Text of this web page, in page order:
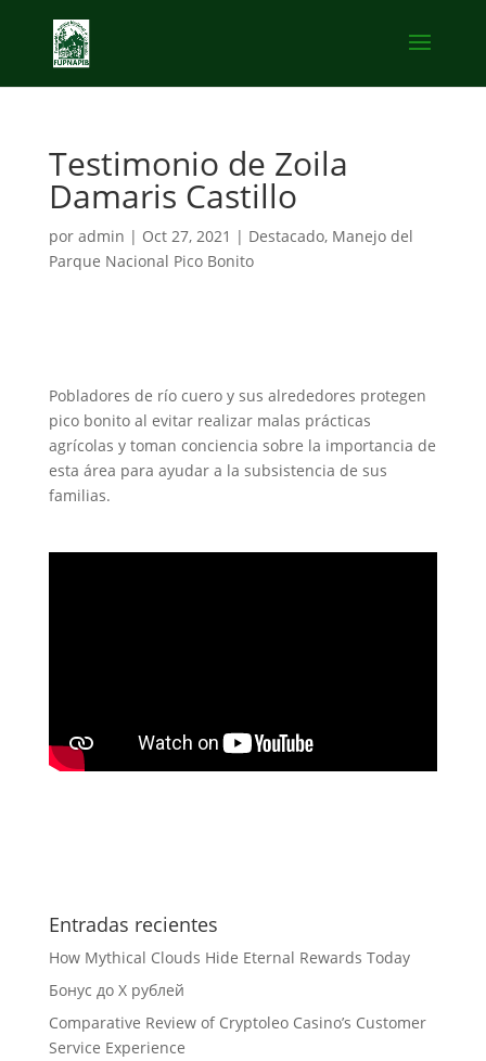
Testimonio de Zoila
Damaris Castillo
por admin | Oct 27, 2021 | Destacado, Manejo del
Parque Nacional Pico Bonito
Pobladores de río cuero y sus alrededores protegen
pico bonito al evitar realizar malas prácticas
agrícolas y toman conciencia sobre la importancia de
esta área para ayudar a la subsistencia de sus
familias.
Entradas recientes
How Mythical Clouds Hide Eternal Rewards Today
Бонус до X рублей
Comparative Review of Cryptoleo Casino’s Customer
Service Experience